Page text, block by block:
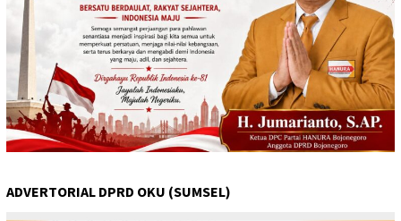
ADVERTORIAL DPRD OKU (SUMSEL)